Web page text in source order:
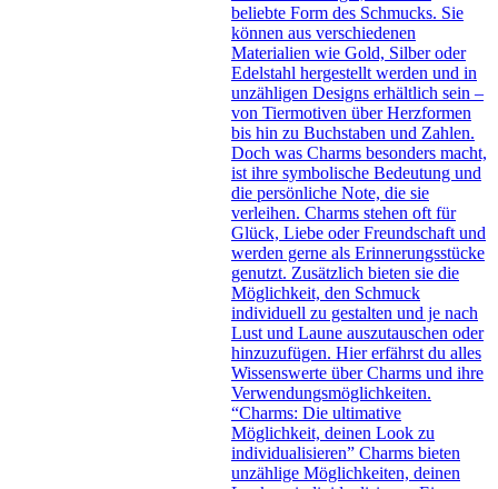
beliebte Form des Schmucks. Sie
können aus verschiedenen
Materialien wie Gold, Silber oder
Edelstahl hergestellt werden und in
unzähligen Designs erhältlich sein –
von Tiermotiven über Herzformen
bis hin zu Buchstaben und Zahlen.
Doch was Charms besonders macht,
ist ihre symbolische Bedeutung und
die persönliche Note, die sie
verleihen. Charms stehen oft für
Glück, Liebe oder Freundschaft und
werden gerne als Erinnerungsstücke
genutzt. Zusätzlich bieten sie die
Möglichkeit, den Schmuck
individuell zu gestalten und je nach
Lust und Laune auszutauschen oder
hinzuzufügen. Hier erfährst du alles
Wissenswerte über Charms und ihre
Verwendungsmöglichkeiten.
“Charms: Die ultimative
Möglichkeit, deinen Look zu
individualisieren” Charms bieten
unzählige Möglichkeiten, deinen